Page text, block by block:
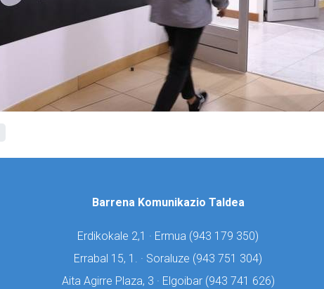
Barrena Komunikazio Taldea
Erdikokale 2,1 · Ermua (943 179 350)
Errabal 15, 1. · Soraluze (943 751 304)
Aita Agirre Plaza, 3 · Elgoibar (943 741 626)